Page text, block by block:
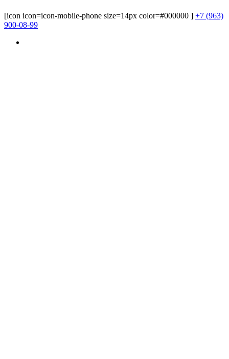
[icon icon=icon-mobile-phone size=14px color=#000000 ] +7 (963)
900-08-99